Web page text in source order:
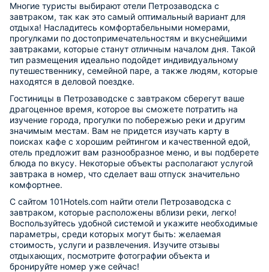
Многие туристы выбирают отели Петрозаводска с
завтраком, так как это самый оптимальный вариант для
отдыха! Насладитесь комфортабельными номерами,
прогулками по достопримечательностям и вкуснейшими
завтраками, которые станут отличным началом дня. Такой
тип размещения идеально подойдет индивидуальному
путешественнику, семейной паре, а также людям, которые
находятся в деловой поездке.
Гостиницы в Петрозаводске с завтраком сберегут ваше
драгоценное время, которое вы сможете потратить на
изучение города, прогулки по побережью реки и другим
значимым местам. Вам не придется изучать карту в
поисках кафе с хорошим рейтингом и качественной едой,
отель предложит вам разнообразное меню, и вы подберете
блюда по вкусу. Некоторые объекты располагают услугой
завтрака в номер, что сделает ваш отпуск значительно
комфортнее.
С сайтом 101Hotels.com найти отели Петрозаводска с
завтраком, которые расположены вблизи реки, легко!
Воспользуйтесь удобной системой и укажите необходимые
параметры, среди которых могут быть: желаемая
стоимость, услуги и развлечения. Изучите отзывы
отдыхающих, посмотрите фотографии объекта и
бронируйте номер уже сейчас!